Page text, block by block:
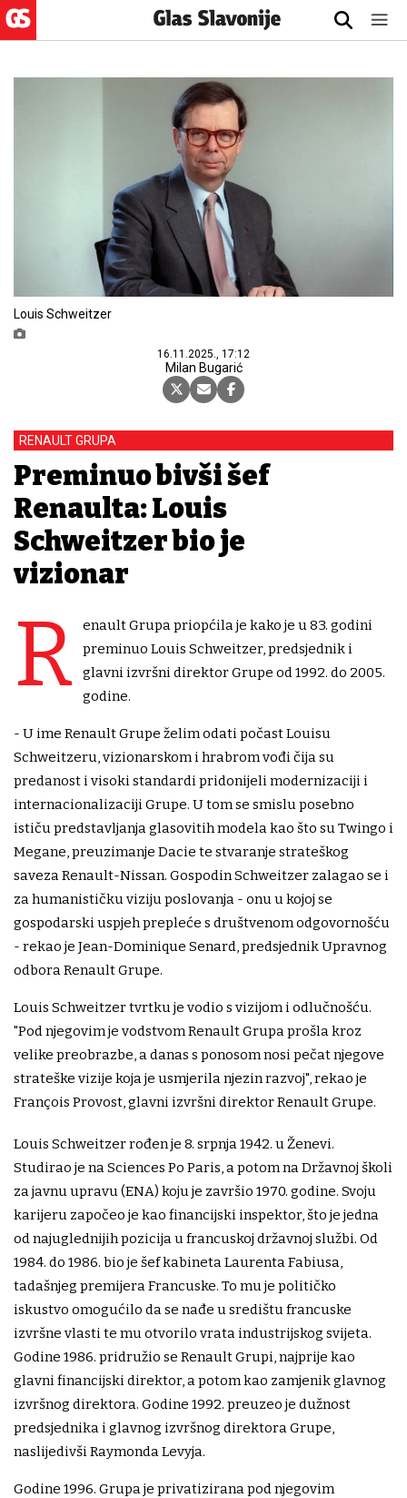
Louis Schweitzer
16.11.2025., 17:12
Milan Bugarić
RENAULT GRUPA
Preminuo bivši šef
Renaulta: Louis
Schweitzer bio je
vizionar
R
enault Grupa priopćila je kako je u 83. godini
preminuo Louis Schweitzer, predsjednik i
glavni izvršni direktor Grupe od 1992. do 2005.
godine.
- U ime Renault Grupe želim odati počast Louisu
Schweitzeru, vizionarskom i hrabrom vođi čija su
predanost i visoki standardi pridonijeli modernizaciji i
internacionalizaciji Grupe. U tom se smislu posebno
ističu predstavljanja glasovitih modela kao što su Twingo i
Megane, preuzimanje Dacie te stvaranje strateškog
saveza Renault-Nissan. Gospodin Schweitzer zalagao se i
za humanističku viziju poslovanja - onu u kojoj se
gospodarski uspjeh prepleće s društvenom odgovornošću
- rekao je Jean-Dominique Senard, predsjednik Upravnog
odbora Renault Grupe.
Louis Schweitzer tvrtku je vodio s vizijom i odlučnošću.
"Pod njegovim je vodstvom Renault Grupa prošla kroz
velike preobrazbe, a danas s ponosom nosi pečat njegove
strateške vizije koja je usmjerila njezin razvoj", rekao je
François Provost, glavni izvršni direktor Renault Grupe.
Louis Schweitzer rođen je 8. srpnja 1942. u Ženevi.
Studirao je na Sciences Po Paris, a potom na Državnoj školi
za javnu upravu (ENA) koju je završio 1970. godine. Svoju
karijeru započeo je kao financijski inspektor, što je jedna
od najuglednijih pozicija u francuskoj državnoj službi. Od
1984. do 1986. bio je šef kabineta Laurenta Fabiusa,
tadašnjeg premijera Francuske. To mu je političko
iskustvo omogućilo da se nađe u središtu francuske
izvršne vlasti te mu otvorilo vrata industrijskog svijeta.
Godine 1986. pridružio se Renault Grupi, najprije kao
glavni financijski direktor, a potom kao zamjenik glavnog
izvršnog direktora. Godine 1992. preuzeo je dužnost
predsjednika i glavnog izvršnog direktora Grupe,
naslijedivši Raymonda Levyja.
Godine 1996. Grupa je privatizirana pod njegovim